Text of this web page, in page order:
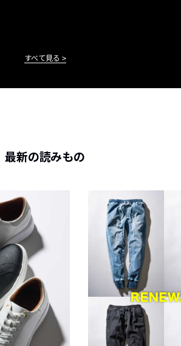
すべて見る
最新の読みもの